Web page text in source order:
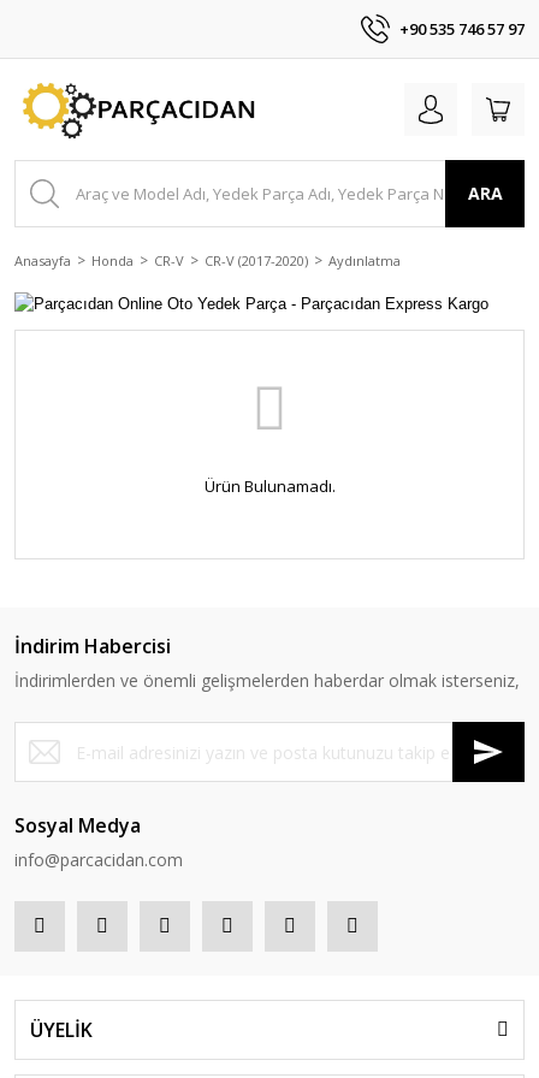
+90 535 746 57 97
ARA
Anasayfa Honda CR-V CR-V (2017-2020) Aydınlatma
Ürün Bulunamadı.
İndirim Habercisi
İndirimlerden ve önemli gelişmelerden haberdar olmak isterseniz,
Sosyal Medya
info@parcacidan.com
ÜYELİK